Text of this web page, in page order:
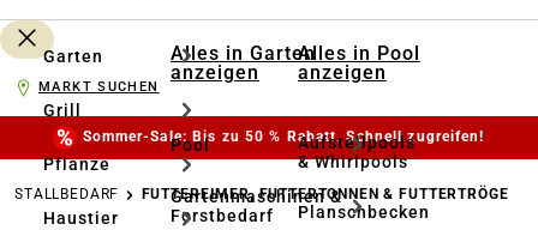
Garten
Grill
Pflanze
Haustier
Alles in Garten
anzeigen
Pool
Gartenmaschinen &
Forstbedarf
Alles in Pool
anzeigen
Aufstellpools
& Whirlpools
Planschbecken
MARKT SUCHEN
Sommer-Sale: Bis zu 50 % Rabatt. Schnell zugreifen!
STALLBEDARF FUTTEREIMER, FUTTERTONNEN & FUTTERTRÖGE